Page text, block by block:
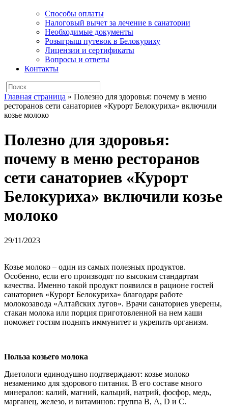
Способы оплаты
Налоговый вычет за лечение в санатории
Необходимые документы
Розыгрыш путевок в Белокуриху
Лицензии и сертификаты
Вопросы и ответы
Контакты
Главная страница » Полезно для здоровья: почему в меню
ресторанов сети санаториев «Курорт Белокуриха» включили
козье молоко
Полезно для здоровья:
почему в меню ресторанов
сети санаториев «Курорт
Белокуриха» включили козье
молоко
29/11/2023
Козье молоко – один из самых полезных продуктов.
Особенно, если его производят по высоким стандартам
качества. Именно такой продукт появился в рационе гостей
санаториев «Курорт Белокуриха» благодаря работе
молокозавода «Алтайских лугов». Врачи санаториев уверены,
стакан молока или порция приготовленной на нем каши
поможет гостям поднять иммунитет и укрепить организм.
Польза козьего молока
Диетологи единодушно подтверждают: козье молоко
незаменимо для здорового питания. В его составе много
минералов: калий, магний, кальций, натрий, фосфор, медь,
марганец, железо, и витаминов: группа В, A, D и С.